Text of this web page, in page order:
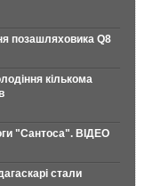
позашляховика Q8
кількома
"Сантоса". ВІДЕО
стали